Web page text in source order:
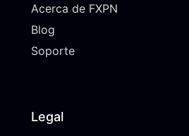
Acerca de FXPN
Blog
Soporte
Legal